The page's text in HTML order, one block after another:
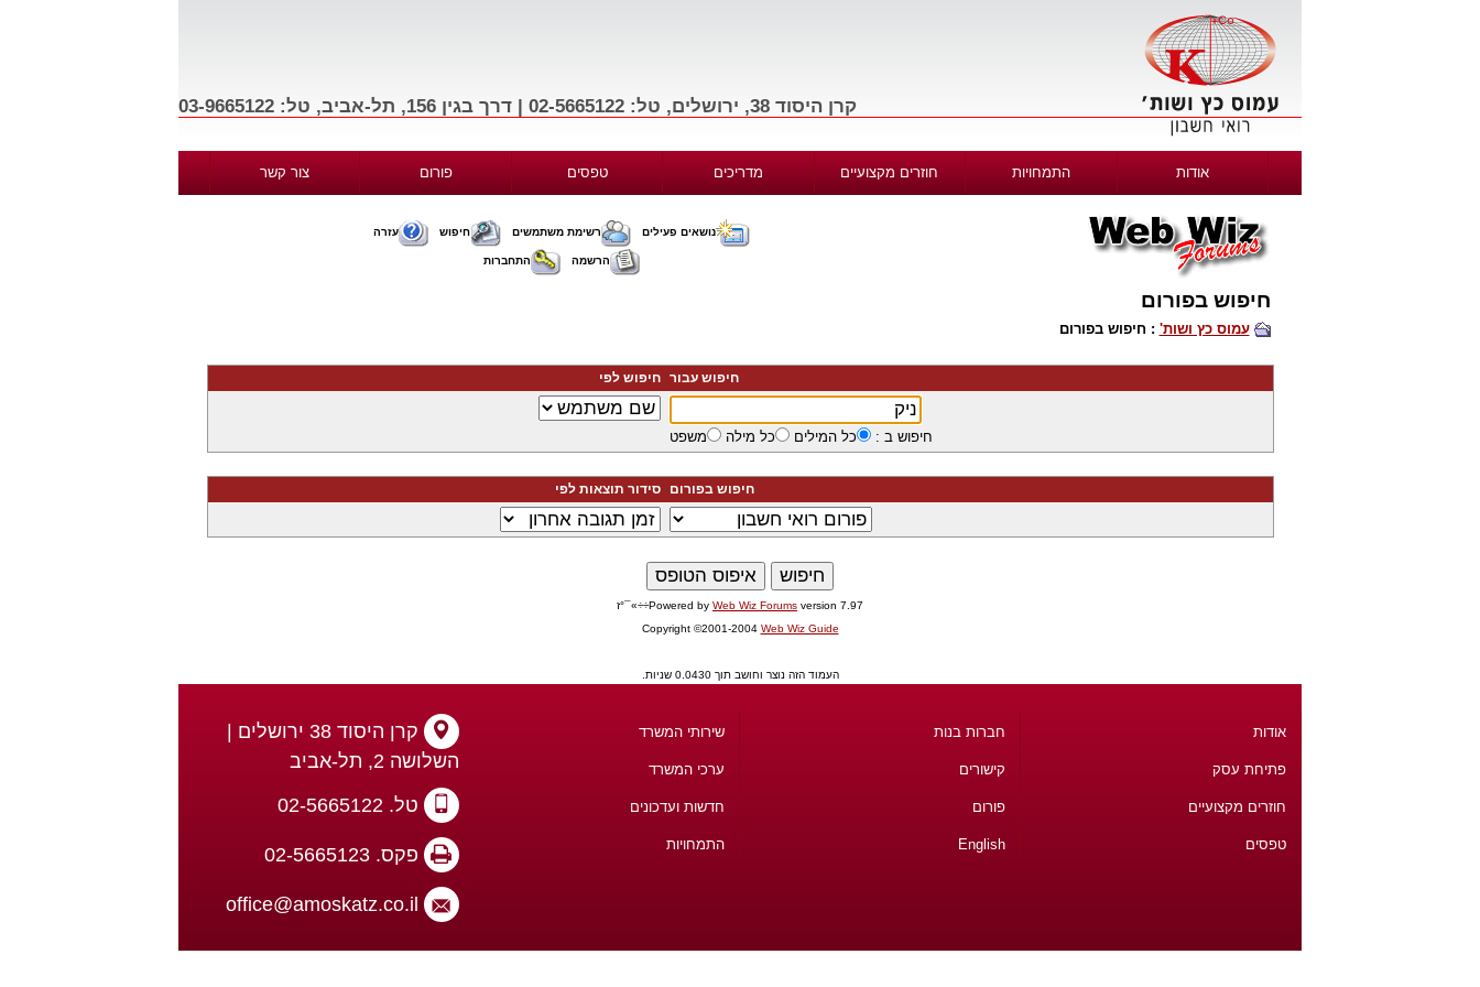
קרן היסוד 38, ירושלים, טל: 02-5665122 | דרך בגין 156, תל-אביב, טל: 03-9665122
אודות התמחויות חוזרים מקצועיים מדריכים טפסים פורום צור קשר
נושאים פעילים רשימת משתמשים חיפוש עזרה
הרשמה התחברות
חיפוש בפורום
עמוס כץ ושות' : חיפוש בפורום
חיפוש עבור חיפוש לפי
חיפוש ב : כל המילים כל מילה משפט
חיפוש בפורום סידור תוצאות לפי
Powered by Web Wiz Forums version 7.97÷÷»¯°ז
Copyright ©2001-2004 Web Wiz Guide
העמוד הזה נוצר וחושב תוך 0.0430 שניות.
אודות
פתיחת עסק
חוזרים מקצועיים
טפסים
חברות בנות
קישורים
פורום
English
שירותי המשרד
ערכי המשרד
חדשות ועדכונים
התמחויות
קרן היסוד 38 ירושלים |
השלושה 2, תל-אביב
טל. 02-5665122
פקס. 02-5665123
office@amoskatz.co.il